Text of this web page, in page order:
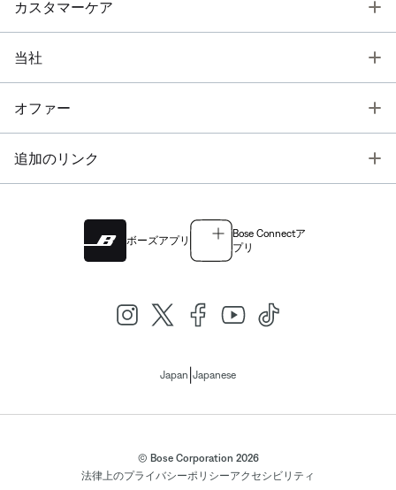
カスタマーケア
当社
オファー
追加のリンク
ボーズアプリ
Bose Connectア
プリ
Japan Japanese
© Bose Corporation 2026
法律上のプライバシーポリシーアクセシビリティ